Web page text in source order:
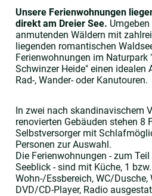
Unsere Ferienwohnungen
direkt am Dreier See.
anmutenden Wäldern mit
liegenden romantischen
Ferienwohnungen im Naturpark
Schwinzer Heide" einen idealen
Rad-, Wander- oder Kanutouren.
In zwei nach skandinavischem
renovierten Gebäuden stehen 8
Selbstversorger mit
Personen zur Auswahl.
Die Ferienwohnungen - zum
Seeblick - sind mit Küche, 1
Wohn-/Essbereich, WC/Dusche,
DVD/CD-Player, Radio